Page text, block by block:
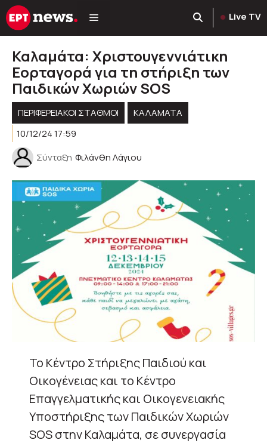
Μετάβαση
σε
Live TV
Καλαμάτα: Χριστουγεννιάτικη
Εορταγορά για τη στήριξη των
Παιδικών Χωριών SOS
ΠΕΡΙΦΕΡΕΙΑΚΟΊ ΣΤΑΘΜΟΊ
ΚΑΛΑΜΑΤΑ
10/12/24 17:59
Σύνταξη Φιλάνθη Λάγιου
Το Κέντρο Στήριξης Παιδιού και
Οικογένειας και το Κέντρο
Επαγγελματικής και Οικογενειακής
Υποστήριξης των Παιδικών Χωριών
SOS στην Καλαμάτα, σε συνεργασία